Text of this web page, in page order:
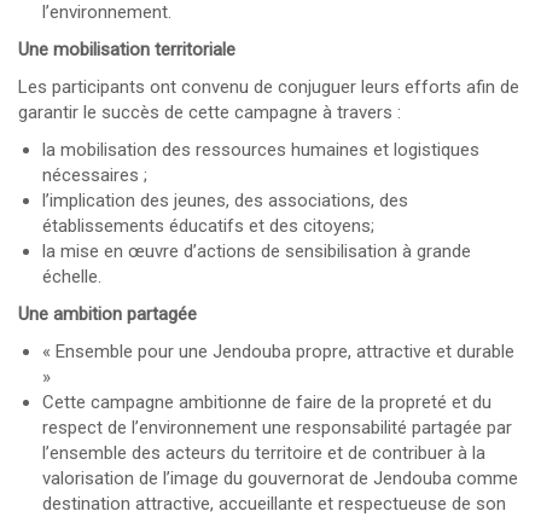
l’environnement.
Une mobilisation territoriale
Les participants ont convenu de conjuguer leurs efforts afin de
garantir le succès de cette campagne à travers :
la mobilisation des ressources humaines et logistiques
nécessaires ;
l’implication des jeunes, des associations, des
établissements éducatifs et des citoyens;
la mise en œuvre d’actions de sensibilisation à grande
échelle.
Une ambition partagée
« Ensemble pour une Jendouba propre, attractive et durable
»
Cette campagne ambitionne de faire de la propreté et du
respect de l’environnement une responsabilité partagée par
l’ensemble des acteurs du territoire et de contribuer à la
valorisation de l’image du gouvernorat de Jendouba comme
destination attractive, accueillante et respectueuse de son